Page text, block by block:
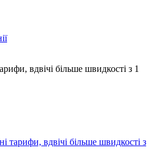
тарифи, вдвічі більше швидкості з